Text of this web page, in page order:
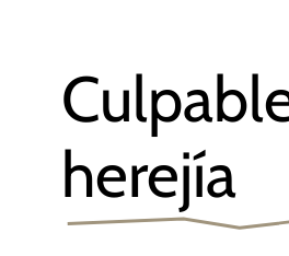
herejía